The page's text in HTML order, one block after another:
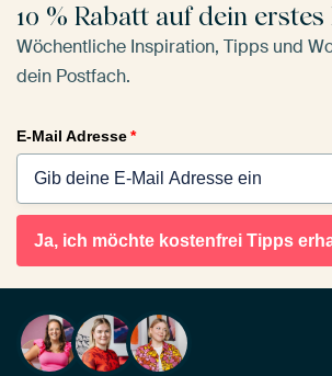
10 % Rabatt auf dein
Wöchentliche Inspiration, Tipps und
dein Postfach.
E-Mail Adresse*
Ja, ich möchte kostenfrei Tipps